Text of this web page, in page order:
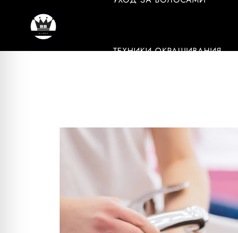
ТЕХНИКИ ОКРАШИВАНИЯ